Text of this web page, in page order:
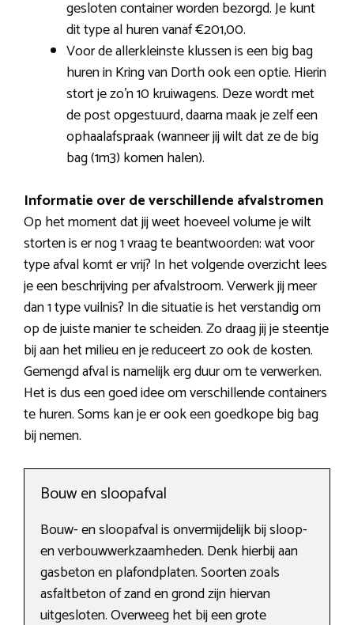
gesloten container worden bezorgd. Je kunt
dit type al huren vanaf €201,00.
Voor de allerkleinste klussen is een big bag
huren in Kring van Dorth ook een optie. Hierin
stort je zo’n 10 kruiwagens. Deze wordt met
de post opgestuurd, daarna maak je zelf een
ophaalafspraak (wanneer jij wilt dat ze de big
bag (1m3) komen halen).
Informatie over de verschillende afvalstromen
Op het moment dat jij weet hoeveel volume je wilt
storten is er nog 1 vraag te beantwoorden: wat voor
type afval komt er vrij? In het volgende overzicht lees
je een beschrijving per afvalstroom. Verwerk jij meer
dan 1 type vuilnis? In die situatie is het verstandig om
op de juiste manier te scheiden. Zo draag jij je steentje
bij aan het milieu en je reduceert zo ook de kosten.
Gemengd afval is namelijk erg duur om te verwerken.
Het is dus een goed idee om verschillende containers
te huren. Soms kan je er ook een goedkope big bag
bij nemen.
Bouw en sloopafval
Bouw- en sloopafval is onvermijdelijk bij sloop-
en verbouwwerkzaamheden. Denk hierbij aan
gasbeton en plafondplaten. Soorten zoals
asfaltbeton of zand en grond zijn hiervan
uitgesloten. Overweeg het bij een grote